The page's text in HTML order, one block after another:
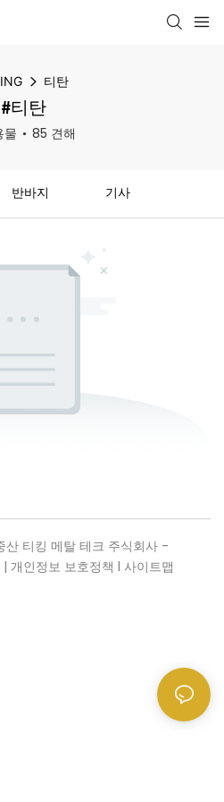
티탄
#티탄
물 85 견해
반바지 기사
티킹 메탈 테크 주식회사 -
개인정보 보호정책 l 사이트맵